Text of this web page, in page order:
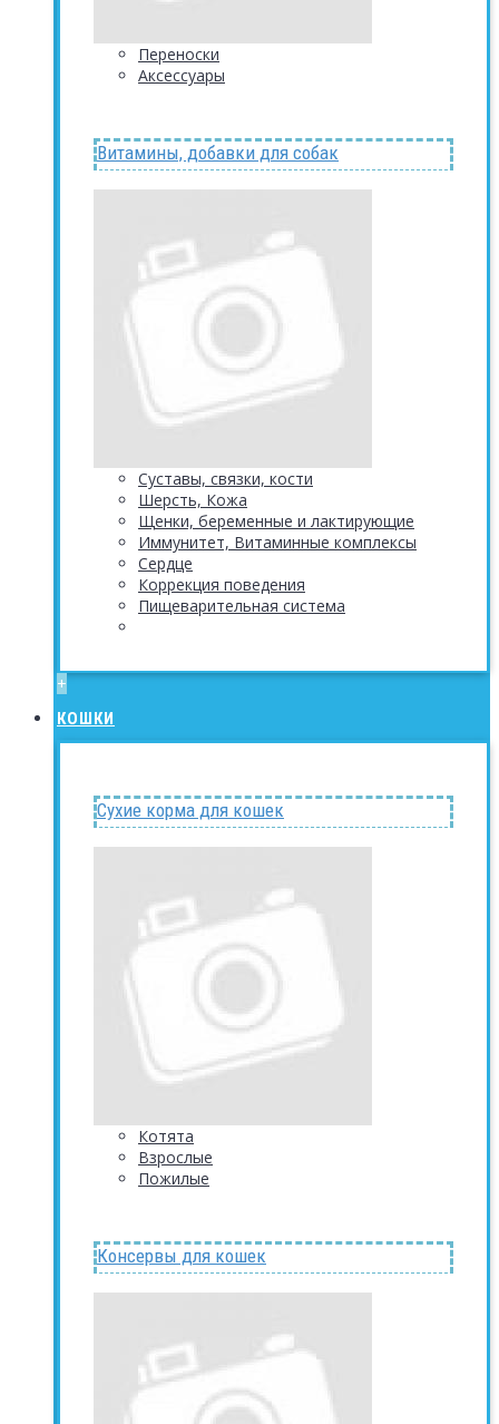
Переноски
Аксессуары
Витамины, добавки для собак
Суставы, связки, кости
Шерсть, Кожа
Щенки, беременные и лактирующие
Иммунитет, Витаминные комплексы
Сердце
Коррекция поведения
Пищеварительная система
+
КОШКИ
Сухие корма для кошек
Котята
Взрослые
Пожилые
Консервы для кошек